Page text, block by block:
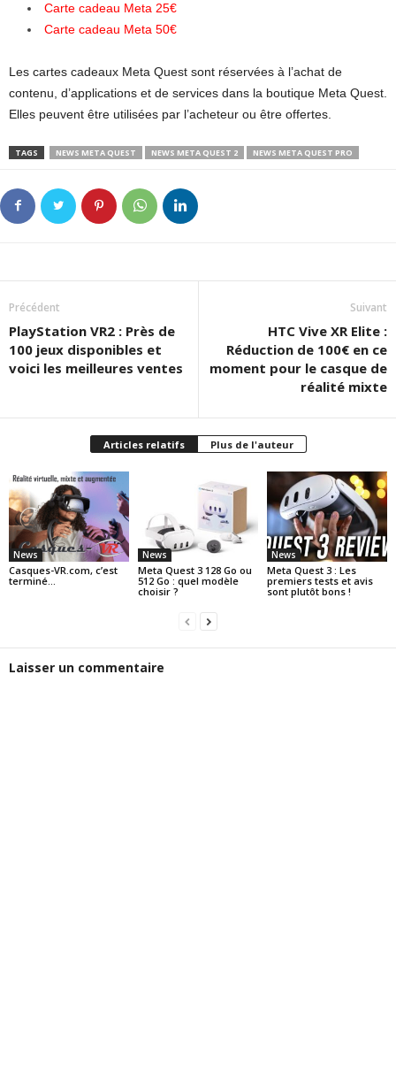
Carte cadeau Meta 25€
Carte cadeau Meta 50€
Les cartes cadeaux Meta Quest sont réservées à l’achat de
contenu, d’applications et de services dans la boutique Meta Quest.
Elles peuvent être utilisées par l’acheteur ou être offertes.
TAGS NEWS META QUEST NEWS META QUEST 2 NEWS META QUEST PRO
Précédent
PlayStation VR2 : Près de
100 jeux disponibles et
voici les meilleures ventes
Suivant
HTC Vive XR Elite :
Réduction de 100€ en ce
moment pour le casque de
réalité mixte
Articles relatifs Plus de l'auteur
News
Casques-VR.com, c’est
terminé…
News
Meta Quest 3 128 Go ou
512 Go : quel modèle
choisir ?
News
Meta Quest 3 : Les
premiers tests et avis
sont plutôt bons !
Laisser un commentaire